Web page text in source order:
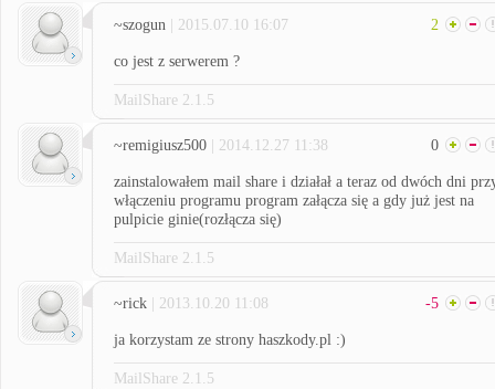
~szogun | 2015.07.10 16:07 2
co jest z serwerem ?
MailShare 2.1.5
~remigiusz500 | 2014.12.27 11:38 0
zainstalowałem mail share i działał a teraz od dwóch dni
włączeniu programu program załącza się a gdy już jest na
pulpicie ginie(rozłącza się)
MailShare 2.1.5
~rick | 2013.10.20 11:08 -5
ja korzystam ze strony haszkody.pl :)
MailShare 2.1.5